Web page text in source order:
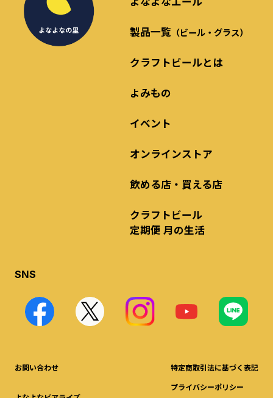
製品一覧 （ビール・グラス）
クラフトビールとは
よみもの
イベント
オンラインストア
飲める店・買える店
クラフトビール
定期便 月の生活
SNS
お問い合わせ
特定商取引法に基づく表記
プライバシーポリシー